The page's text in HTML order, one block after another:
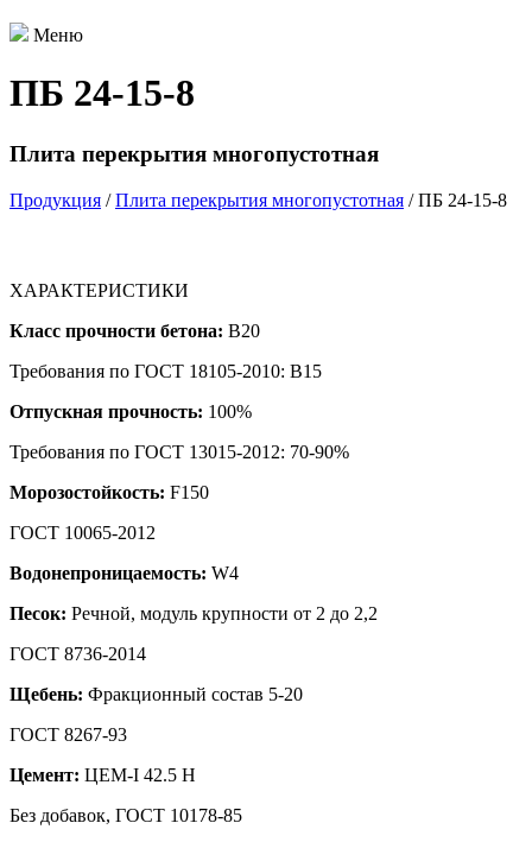
Меню
ПБ 24-15-8
Плита перекрытия многопустотная
Продукция /Плита перекрытия многопустотная / ПБ 24-15-8
ХАРАКТЕРИСТИКИ
Класс прочности бетона: B20
Требования по ГОСТ 18105-2010: B15
Отпускная прочность: 100%
Требования по ГОСТ 13015-2012: 70-90%
Морозостойкость: F150
ГОСТ 10065-2012
Водонепроницаемость: W4
Песок: Речной, модуль крупности от 2 до 2,2
ГОСТ 8736-2014
Щебень: Фракционный состав 5-20
ГОСТ 8267-93
Цемент: ЦЕМ-I 42.5 Н
Без добавок, ГОСТ 10178-85